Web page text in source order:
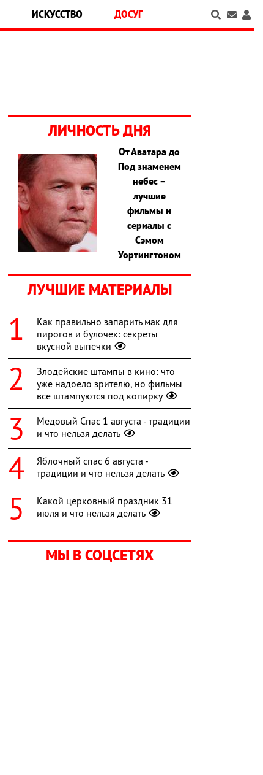
ИСКУССТВО ДОСУГ
ЛИЧНОСТЬ ДНЯ
От Аватара до
Под знаменем
небес –
лучшие
фильмы и
сериалы с
Сэмом
Уортингтоном
ЛУЧШИЕ МАТЕРИАЛЫ
Как правильно запарить мак для
пирогов и булочек: секреты
вкусной выпечки
Злодейские штампы в кино: что
уже надоело зрителю, но фильмы
все штампуются под копирку
Медовый Спас 1 августа - традиции
и что нельзя делать
Яблочный спас 6 августа -
традиции и что нельзя делать
Какой церковный праздник 31
июля и что нельзя делать
МЫ В СОЦСЕТЯХ